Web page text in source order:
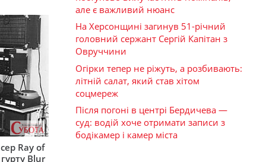
Ray of
Blur
але є важливий нюанс
На Херсонщині загинув 51-річний
головний сержант Сергій Капітан з
Овруччини
Огірки тепер не ріжуть, а розбивають:
літній салат, який став хітом
соцмереж
Після погоні в центрі Бердичева —
суд: водій хоче отримати записи з
бодікамер і камер міста